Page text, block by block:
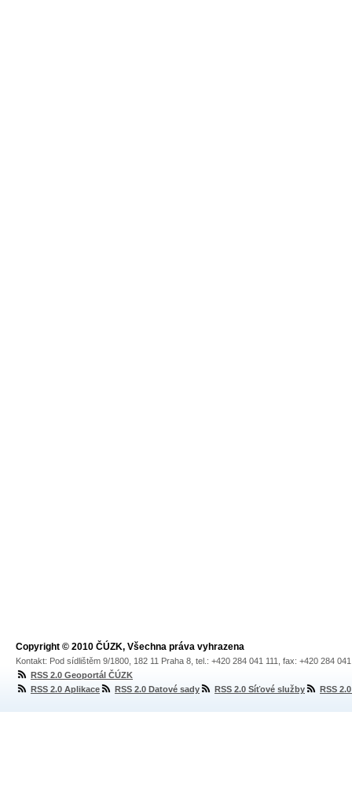
Copyright © 2010 ČÚZK, Všechna práva vyhrazena
Kontakt: Pod sídlištěm 9/1800, 182 11 Praha 8, tel.: +420 284 041 111, fax: +420 284
RSS 2.0 Geoportál ČÚZK
RSS 2.0 Aplikace
RSS 2.0 Datové sady RSS 2.0 Síťové služby RSS